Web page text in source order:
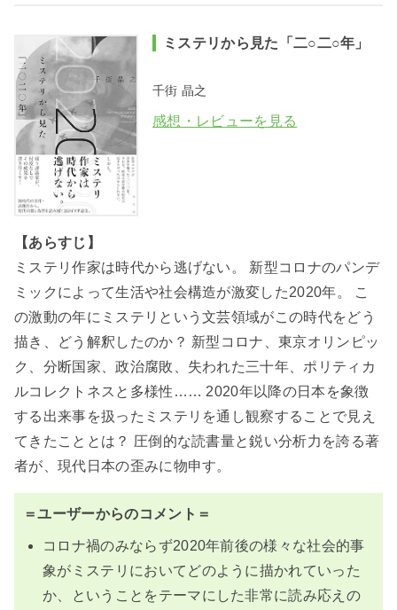
ミステリから見た「二○二○年」
千街 晶之
感想・レビューを見る
【あらすじ】
ミステリ作家は時代から逃げない。 新型コロナのパンデ
ミックによって生活や社会構造が激変した2020年。 こ
の激動の年にミステリという文芸領域がこの時代をどう
描き、どう解釈したのか？ 新型コロナ、東京オリンピッ
ク、分断国家、政治腐敗、失われた三十年、ポリティカ
ルコレクトネスと多様性…… 2020年以降の日本を象徴
する出来事を扱ったミステリを通し観察することで見え
てきたこととは？ 圧倒的な読書量と鋭い分析力を誇る著
者が、現代日本の歪みに物申す。
＝ユーザーからのコメント＝
コロナ禍のみならず2020年前後の様々な社会的事
象がミステリにおいてどのように描かれていった
か、ということをテーマにした非常に読み応えの